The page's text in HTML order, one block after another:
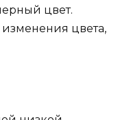
цвет.
цвета,